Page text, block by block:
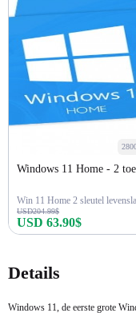
Windows 11 Home - 2
USD204.99$
USD 63.90$
Details
Windows 11, de eerste grote